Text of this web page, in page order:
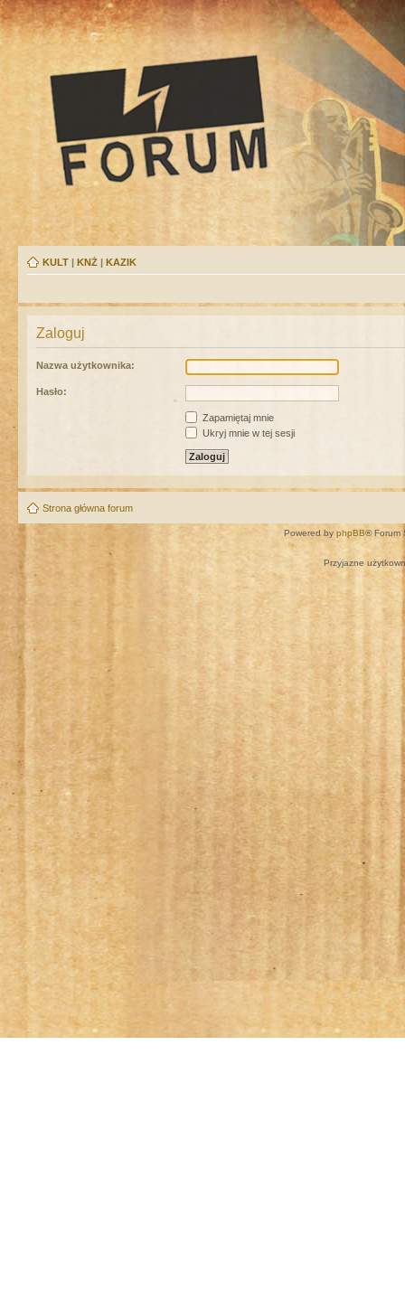
KULT | KNŻ | KAZIK
Zaloguj
Nazwa użytkownika:
Hasło:
Zapamiętaj mnie
Ukryj mnie w tej sesji
Strona główna forum
Powered by phpBB® Forum
Przyjazne